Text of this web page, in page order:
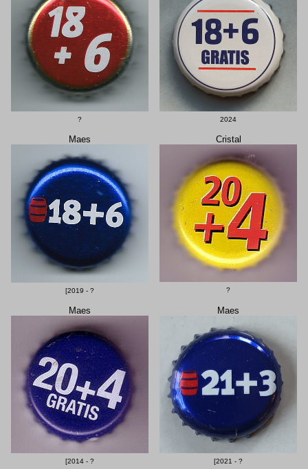
? 2024
Maes
[2019 - ?
Cristal
?
Maes
[2014 - ?
Maes
[2021 - ?